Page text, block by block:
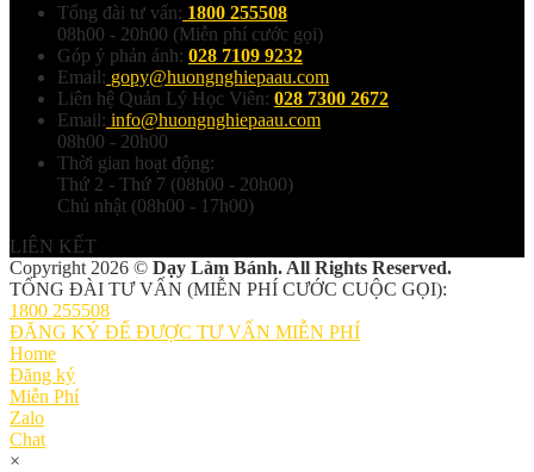
Tổng đài tư vấn: 1800 255508
08h00 - 20h00 (Miễn phí cước gọi)
Góp ý phản ánh: 028 7109 9232
Email: gopy@huongnghiepaau.com
Liên hệ Quản Lý Học Viên: 028 7300 2672
Email: info@huongnghiepaau.com
08h00 - 20h00
Thời gian hoạt động:
Thứ 2 - Thứ 7 (08h00 - 20h00)
Chủ nhật (08h00 - 17h00)
LIÊN KẾT
Copyright 2026 © Dạy Làm Bánh. All Rights Reserved.
TỔNG ĐÀI TƯ VẤN (MIỄN PHÍ CƯỚC CUỘC GỌI):
1800 255508
ĐĂNG KÝ ĐỂ ĐƯỢC TƯ VẤN MIỄN PHÍ
Home
Đăng ký
Miễn Phí
Zalo
Chat
×